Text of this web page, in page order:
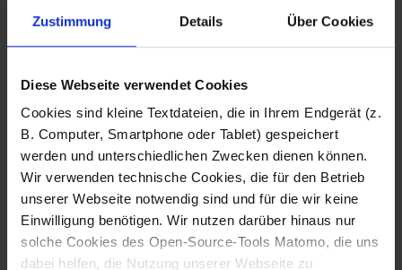
Zustimmung Details Über Cookies
Diese Webseite verwendet Cookies
Cookies sind kleine Textdateien, die in Ihrem Endgerät (z.
B. Computer, Smartphone oder Tablet) gespeichert
werden und unterschiedlichen Zwecken dienen können.
Wir verwenden technische Cookies, die für den Betrieb
unserer Webseite notwendig sind und für die wir keine
Einwilligung benötigen. Wir nutzen darüber hinaus nur
solche Cookies des Open-Source-Tools Matomo, die uns
dabei helfen, die Nutzung unserer Webseite zu
Fotografo: Lorenz
Sternbach
Download
Fotografo: Lorenz
Sternbach
Download